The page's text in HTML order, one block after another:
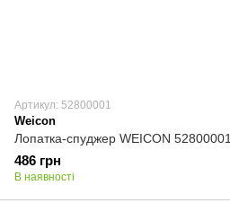
Артикул: 52800001
Weicon
Лопатка-спуджер WEICON 52800001
486 грн
В наявності